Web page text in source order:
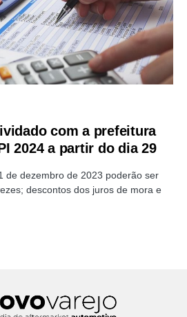
com a prefeitura
2024 a partir do dia 29
de dezembro de 2023 poderão ser
descontos dos juros de mora e